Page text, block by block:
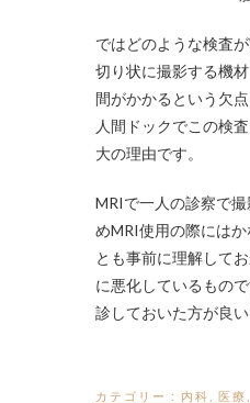
ではどのような検査
切り状に撮影する機
間がかかるという欠
人間ドックでこの検
大の理由です。
MRIで一人の診察で
めMRI使用の際には
とも事前に理解して
に悪化しているもの
診しておいた方が良い
カテゴリー : 内科 医療